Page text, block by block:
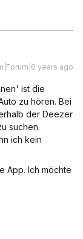
years ago
ist die
zu hören. Bei
der Deezer
suchen.
ich kein
App. Ich möchte